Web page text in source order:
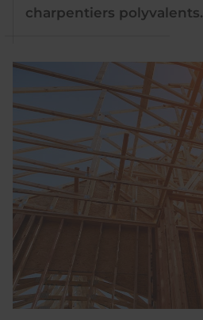
charpentiers polyvalents.